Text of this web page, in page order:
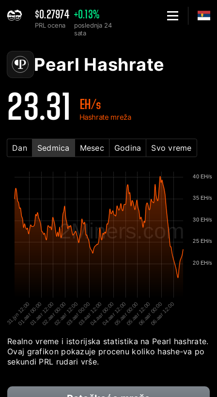
$0.27974
PRL ocena
+0.13%
poslednja 24
sata
Pearl PRL mrežni hashrate grafikon - 2Miners
Pearl Hashrate
23.31 EH/s
Hashrate mreža
Dan Sedmica Mesec Godina Svo vreme
2Miners.com
31.јул 12:00
01.авг 00:0001.авг 12:0002.авг 00:0002.авг 12:0003.авг 00:0003.авг 12:0004.авг 00:0004.авг 12:0005.авг 00:0005.авг 12:0006.авг 00:00
06.авг 12:00
20 EH/s
25 EH/s
30 EH/s
35 EH/s
40 EH/s
Realno vreme i istorijska statistika na Pearl hashrate.
Ovaj grafikon pokazuje procenu koliko hashe-va po
sekundi PRL rudari vrše.